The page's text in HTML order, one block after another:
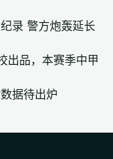
录 警方炮轰延长
出品，本赛季中甲
据待出炉